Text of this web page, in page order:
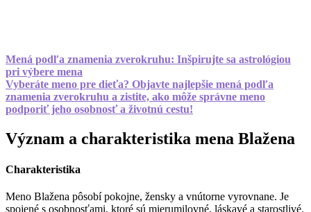
Mená podľa znamenia zverokruhu: Inšpirujte sa astrológiou
pri výbere mena
Vyberáte meno pre dieťa? Objavte najlepšie mená podľa
znamenia zverokruhu a zistite, ako môže správne meno
podporiť jeho osobnosť a životnú cestu!
Význam a charakteristika mena Blažena
Charakteristika
Meno Blažena pôsobí pokojne, žensky a vnútorne vyrovnane. Je
spojené s osobnosťami, ktoré sú mierumilovné, láskavé a starostlivé.